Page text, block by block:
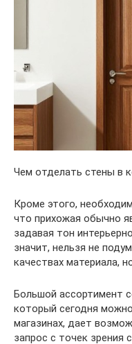
Чем отделать стены в
Кроме этого,
что прихожая обычно
задавая тон
значит, нельзя не
качествах материала,
Большой ассортимент
который сегодня
магазинах, дает
запрос с точек зрения